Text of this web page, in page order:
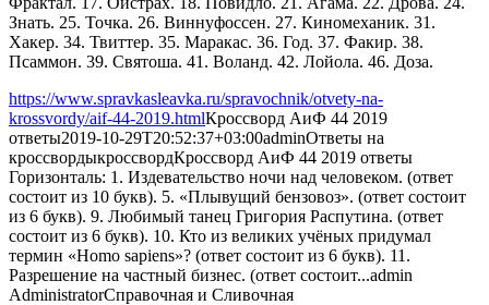
Знать. 25. Точка. 26. Виннуфоссен. 27. Киномеханик. 31.
Хакер. 34. Твиттер. 35. Маракас. 36. Год. 37. Факир. 38.
Псаммон. 39. Святоша. 41. Воланд. 42. Лойола. 46. Доза.
https://www.spravkasleavka.ru/spravochnik/otvety-na-
krossvordy/aif-44-2019.htmlКроссворд АиФ 44 2019
ответы2019-10-29T20:52:37+03:00adminОтветы на
кроссвордыкроссвордКроссворд АиФ 44 2019 ответы
Горизонталь: 1. Издевательство ночи над человеком. (ответ
состоит из 10 букв). 5. «Плывущий бензовоз». (ответ состоит
из 6 букв). 9. Любимый танец Григория Распутина. (ответ
состоит из 6 букв). 10. Кто из великих учёных придумал
термин «Homo sapiens»? (ответ состоит из 6 букв). 11.
Разрешение на частный бизнес. (ответ состоит...admin
AdministratorСправочная и Сливочная